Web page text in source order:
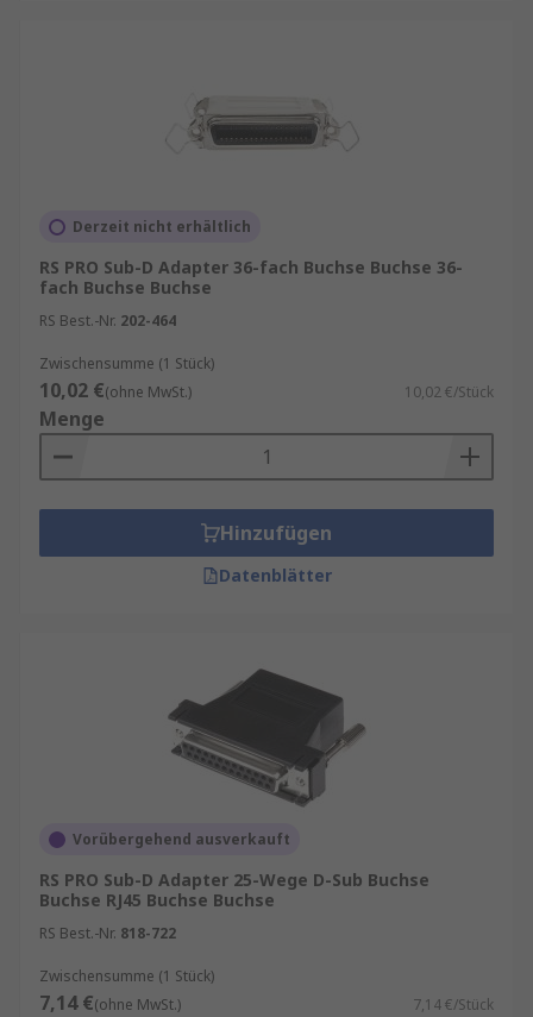
Derzeit nicht erhältlich
RS PRO Sub-D Adapter 36-fach Buchse Buchse 36-
fach Buchse Buchse
RS Best.-Nr. 202-464
Zwischensumme (1 Stück)
10,02 €(ohne MwSt.) 10,02 €/Stück
Menge
Hinzufügen
Datenblätter
Vorübergehend ausverkauft
RS PRO Sub-D Adapter 25-Wege D-Sub Buchse
Buchse RJ45 Buchse Buchse
RS Best.-Nr. 818-722
Zwischensumme (1 Stück)
7,14 €(ohne MwSt.) 7,14 €/Stück